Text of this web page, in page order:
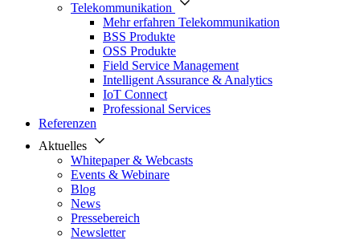
Telekommunikation
Mehr erfahren Telekommunikation
BSS Produkte
OSS Produkte
Field Service Management
Intelligent Assurance & Analytics
IoT Connect
Professional Services
Referenzen
Aktuelles
Whitepaper & Webcasts
Events & Webinare
Blog
News
Pressebereich
Newsletter